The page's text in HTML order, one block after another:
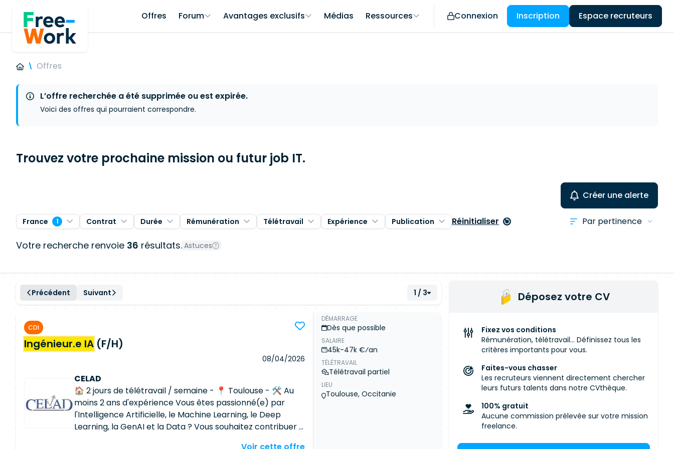
Offres Forum Avantages exclusifs Médias Ressources Connexion Inscription Espace recruteurs
Offres
L’offre recherchée a été supprimée ou est expirée.
Voici des offres qui pourraient correspondre.
Trouvez votre prochaine mission ou futur job IT.
Créer une alerte
France 1 Contrat Durée Rémunération Télétravail Expérience Publication Réinitialiser
Votre recherche renvoie 36 résultats. Astuces
Précédent Suivant 1 / 3
CDI
Ingénieur.e IA (F/H)
08/04/2026
CELAD
🏠 2 jours de télétravail / semaine - 📍 Toulouse - 🛠 Au
moins 2 ans d'expérience Vous êtes passionné(e) par
l'Intelligence Artificielle, le Machine Learning, le Deep
Learning, la GenAI et la Data ? Vous souhaitez contribuer à
DÉMARRAGE
Dès que possible
SALAIRE
45k-47k €⁄an
TÉLÉTRAVAIL
Télétravail partiel
LIEU
Toulouse, Occitanie
Déposez votre CV
Fixez vos conditions
Rémunération, télétravail... Définissez tous les
critères importants pour vous.
Faites-vous chasser
Les recruteurs viennent directement chercher
leurs futurs talents dans notre CVthèque.
100% gratuit
Aucune commission prélevée sur votre mission
freelance.